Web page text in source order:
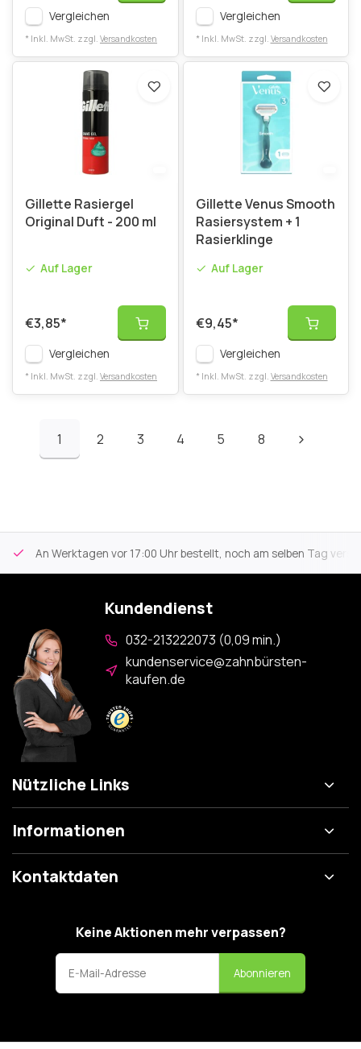
Vergleichen
* Inkl. MwSt. zzgl. Versandkosten
Vergleichen
* Inkl. MwSt. zzgl. Versandkosten
Gillette Rasiergel
Original Duft - 200 ml
Auf Lager
€3,85*
Vergleichen
* Inkl. MwSt. zzgl. Versandkosten
Gillette Venus Smooth
Rasiersystem + 1
Rasierklinge
Auf Lager
€9,45*
Vergleichen
* Inkl. MwSt. zzgl. Versandkosten
1 2 3 4 5 8
An Werktagen vor 17:00 Uhr bestellt, noch am selben Tag
Kundendienst
032-213222073 (0,09 min.)
kundenservice@zahnbürsten-
kaufen.de
Nützliche Links
Informationen
Kontaktdaten
Keine Aktionen mehr verpassen?
Abonnieren